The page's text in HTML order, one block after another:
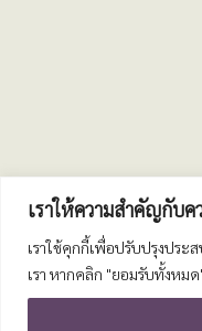
เราให้ความสำคัญกับ
เราใช้คุกกี้เพื่อปรับปรุงประ
เรา หากคลิก "ยอมรับทั้งหม